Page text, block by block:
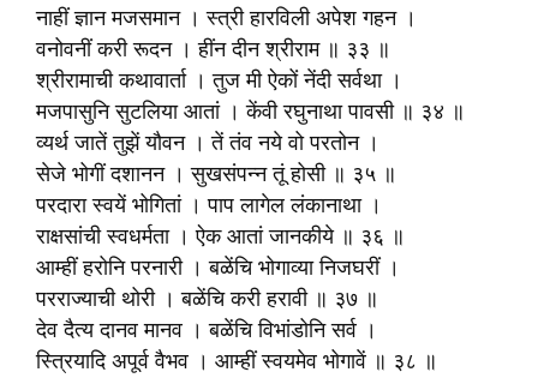
नाहीं ज्ञान मजसमान । स्त्री हारविली अपेश गहन ।
वनोवनीं करी रूदन । हींन दीन श्रीराम ॥ ३३ ॥
श्रीरामाची कथावार्ता । तुज मी ऐकों नेंदी सर्वथा ।
मजपासुनि सुटलिया आतां । केंवी रघुनाथा पावसी ॥ ३४ ॥
व्यर्थ जातें तुझें यौवन । तें तंव नये वो परतोन ।
सेजे भोगीं दशानन । सुखसंपन्न तूं होसी ॥ ३५ ॥
परदारा स्वयें भोगितां । पाप लागेल लंकानाथा ।
राक्षसांची स्वधर्मता । ऐक आतां जानकीये ॥ ३६ ॥
आम्हीं हरोनि परनारी । बळेंचि भोगाव्या निजघरीं ।
परराज्याची थोरी । बळेंचि करी हरावी ॥ ३७ ॥
देव दैत्य दानव मानव । बळेंचि विभांडोनि सर्व ।
स्त्रियादि अपूर्व वैभव । आम्हीं स्वयमेव भोगावें ॥ ३८ ॥